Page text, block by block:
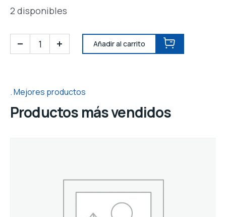
2 disponibles
Añadir al carrito
Mejores productos
Productos más vendidos